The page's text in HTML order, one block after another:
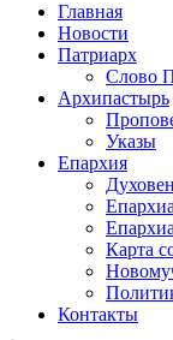
Главная
Новости
Патриарх
Слово
Архипастырь
Указы
Епархия
Карта
Контакты